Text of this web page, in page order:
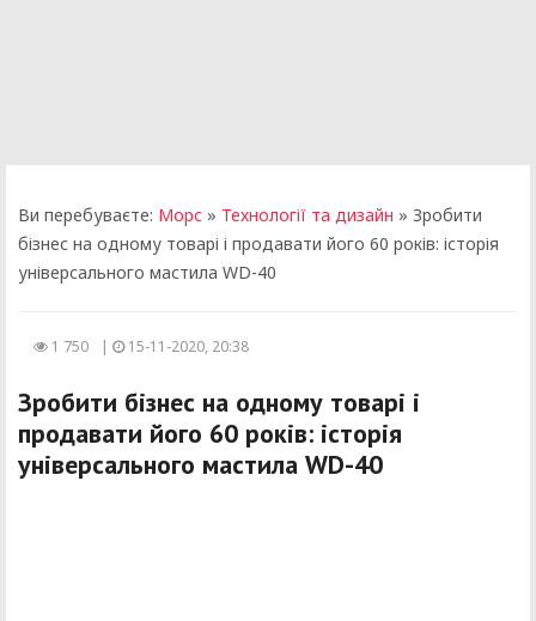
Ви перебуваєте: Морс » Технології та дизайн » Зробити
бізнес на одному товарі і продавати його 60 років: історія
універсального мастила WD-40
1 750 | 15-11-2020, 20:38
Зробити бізнес на одному товарі і
продавати його 60 років: історія
універсального мастила WD-40